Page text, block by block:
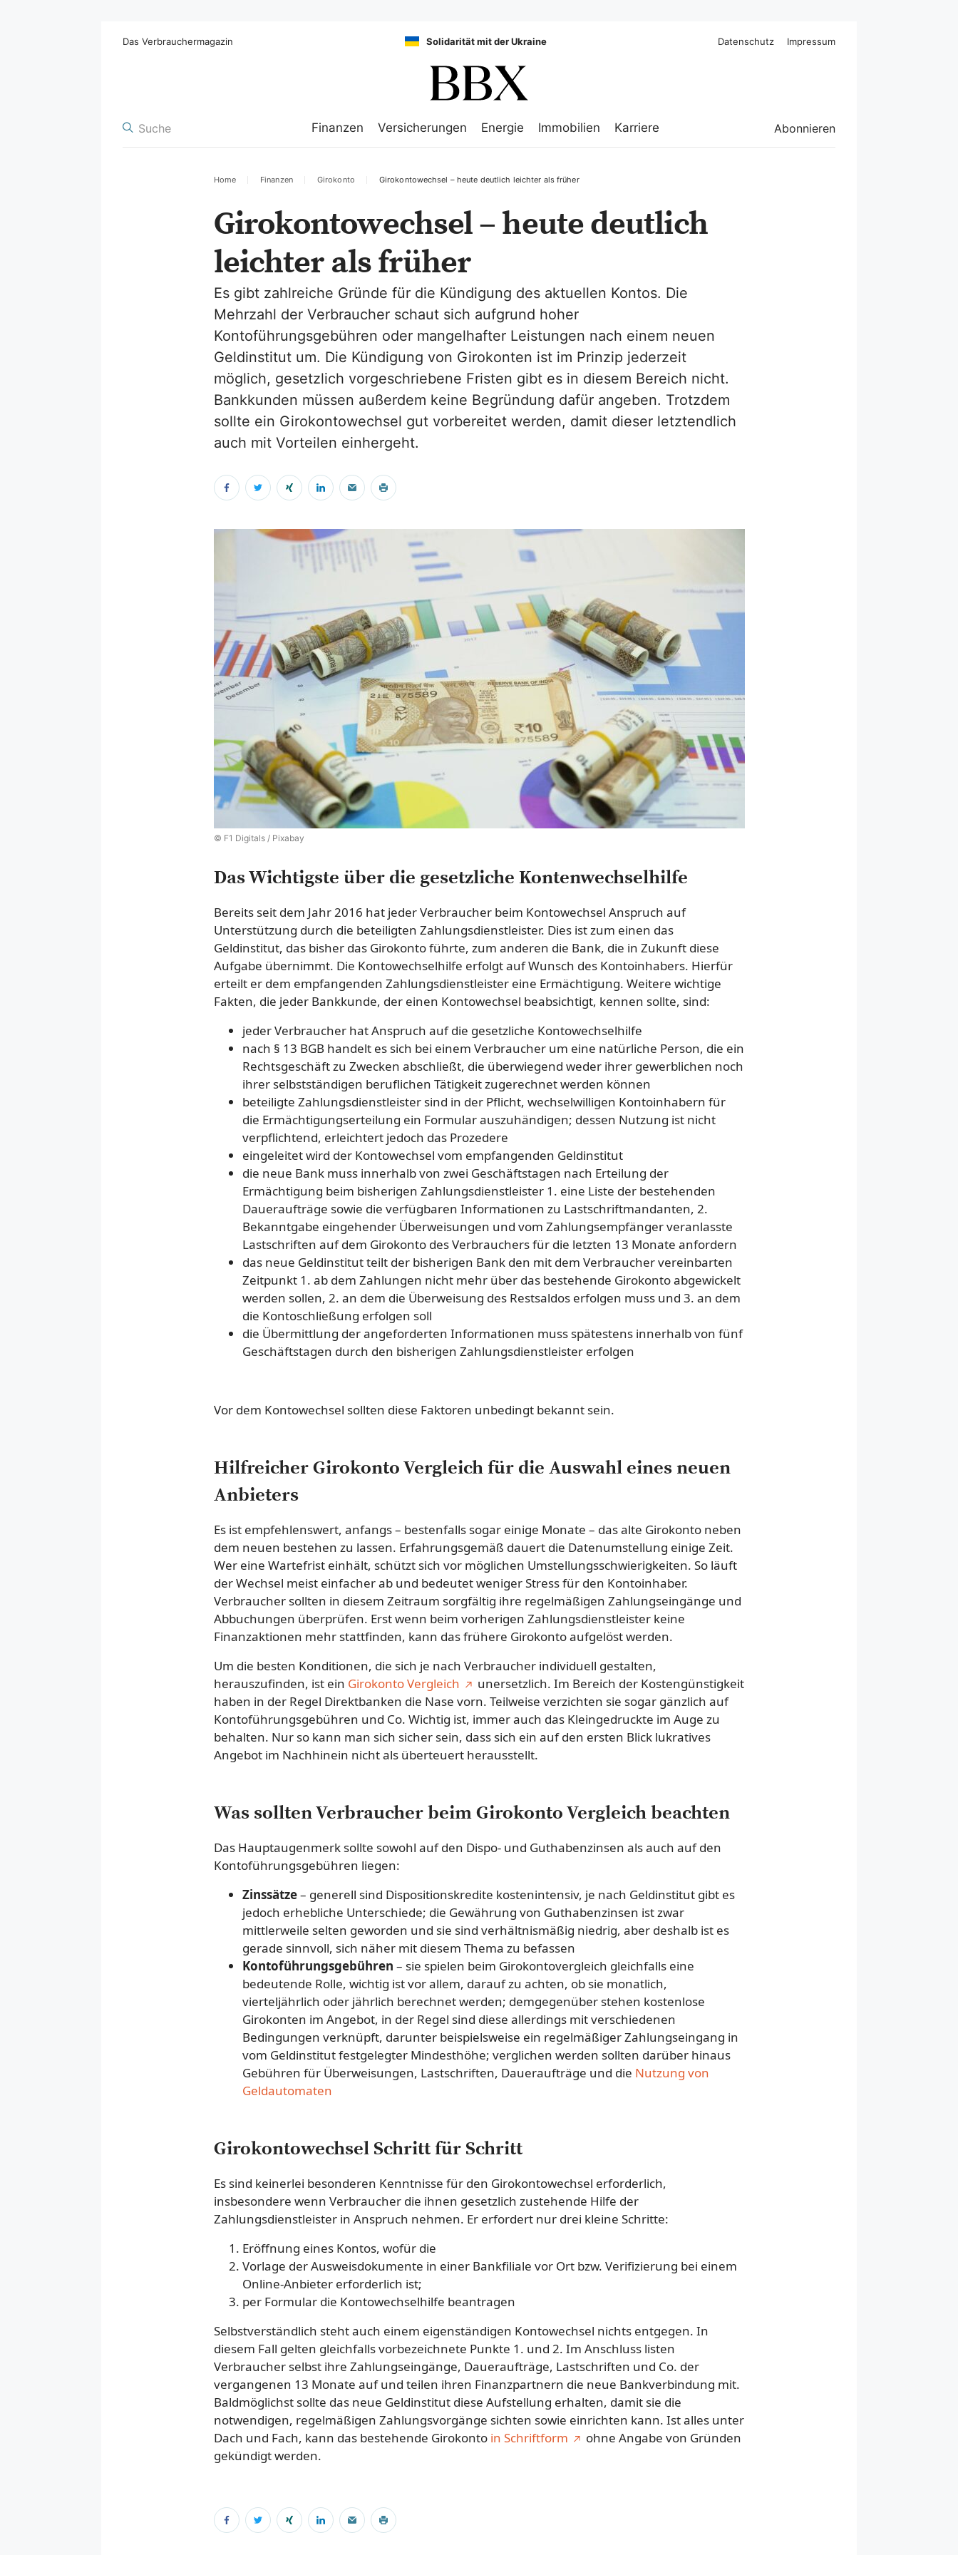
Das Verbrauchermagazin Solidarität mit der Ukraine Datenschutz Impressum
Finanzen Versicherungen Energie Immobilien Karriere Abonnieren
Home Finanzen Girokonto Girokontowechsel – heute deutlich leichter als früher
Girokontowechsel – heute deutlich
leichter als früher
Es gibt zahlreiche Gründe für die Kündigung des aktuellen Kontos. Die
Mehrzahl der Verbraucher schaut sich aufgrund hoher
Kontoführungsgebühren oder mangelhafter Leistungen nach einem neuen
Geldinstitut um. Die Kündigung von Girokonten ist im Prinzip jederzeit
möglich, gesetzlich vorgeschriebene Fristen gibt es in diesem Bereich nicht.
Bankkunden müssen außerdem keine Begründung dafür angeben. Trotzdem
sollte ein Girokontowechsel gut vorbereitet werden, damit dieser letztendlich
auch mit Vorteilen einhergeht.
© F1 Digitals / Pixabay
Das Wichtigste über die gesetzliche Kontenwechselhilfe
Bereits seit dem Jahr 2016 hat jeder Verbraucher beim Kontowechsel Anspruch auf
Unterstützung durch die beteiligten Zahlungsdienstleister. Dies ist zum einen das
Geldinstitut, das bisher das Girokonto führte, zum anderen die Bank, die in Zukunft diese
Aufgabe übernimmt. Die Kontowechselhilfe erfolgt auf Wunsch des Kontoinhabers. Hierfür
erteilt er dem empfangenden Zahlungsdienstleister eine Ermächtigung. Weitere wichtige
Fakten, die jeder Bankkunde, der einen Kontowechsel beabsichtigt, kennen sollte, sind:
jeder Verbraucher hat Anspruch auf die gesetzliche Kontowechselhilfe
nach § 13 BGB handelt es sich bei einem Verbraucher um eine natürliche Person, die ein
Rechtsgeschäft zu Zwecken abschließt, die überwiegend weder ihrer gewerblichen noch
ihrer selbstständigen beruflichen Tätigkeit zugerechnet werden können
beteiligte Zahlungsdienstleister sind in der Pflicht, wechselwilligen Kontoinhabern für
die Ermächtigungserteilung ein Formular auszuhändigen; dessen Nutzung ist nicht
verpflichtend, erleichtert jedoch das Prozedere
eingeleitet wird der Kontowechsel vom empfangenden Geldinstitut
die neue Bank muss innerhalb von zwei Geschäftstagen nach Erteilung der
Ermächtigung beim bisherigen Zahlungsdienstleister 1. eine Liste der bestehenden
Daueraufträge sowie die verfügbaren Informationen zu Lastschriftmandanten, 2.
Bekanntgabe eingehender Überweisungen und vom Zahlungsempfänger veranlasste
Lastschriften auf dem Girokonto des Verbrauchers für die letzten 13 Monate anfordern
das neue Geldinstitut teilt der bisherigen Bank den mit dem Verbraucher vereinbarten
Zeitpunkt 1. ab dem Zahlungen nicht mehr über das bestehende Girokonto abgewickelt
werden sollen, 2. an dem die Überweisung des Restsaldos erfolgen muss und 3. an dem
die Kontoschließung erfolgen soll
die Übermittlung der angeforderten Informationen muss spätestens innerhalb von fünf
Geschäftstagen durch den bisherigen Zahlungsdienstleister erfolgen
Vor dem Kontowechsel sollten diese Faktoren unbedingt bekannt sein.
Hilfreicher Girokonto Vergleich für die Auswahl eines neuen
Anbieters
Es ist empfehlenswert, anfangs – bestenfalls sogar einige Monate – das alte Girokonto neben
dem neuen bestehen zu lassen. Erfahrungsgemäß dauert die Datenumstellung einige Zeit.
Wer eine Wartefrist einhält, schützt sich vor möglichen Umstellungsschwierigkeiten. So läuft
der Wechsel meist einfacher ab und bedeutet weniger Stress für den Kontoinhaber.
Verbraucher sollten in diesem Zeitraum sorgfältig ihre regelmäßigen Zahlungseingänge und
Abbuchungen überprüfen. Erst wenn beim vorherigen Zahlungsdienstleister keine
Finanzaktionen mehr stattfinden, kann das frühere Girokonto aufgelöst werden.
Um die besten Konditionen, die sich je nach Verbraucher individuell gestalten,
herauszufinden, ist ein Girokonto Vergleich
unersetzlich. Im Bereich der Kostengünstigkeit
haben in der Regel Direktbanken die Nase vorn. Teilweise verzichten sie sogar gänzlich auf
Kontoführungsgebühren und Co. Wichtig ist, immer auch das Kleingedruckte im Auge zu
behalten. Nur so kann man sich sicher sein, dass sich ein auf den ersten Blick lukratives
Angebot im Nachhinein nicht als überteuert herausstellt.
Was sollten Verbraucher beim Girokonto Vergleich beachten
Das Hauptaugenmerk sollte sowohl auf den Dispo- und Guthabenzinsen als auch auf den
Kontoführungsgebühren liegen:
Zinssätze– generell sind Dispositionskredite kostenintensiv, je nach Geldinstitut gibt es
jedoch erhebliche Unterschiede; die Gewährung von Guthabenzinsen ist zwar
mittlerweile selten geworden und sie sind verhältnismäßig niedrig, aber deshalb ist es
gerade sinnvoll, sich näher mit diesem Thema zu befassen
Kontoführungsgebühren – sie spielen beim Girokontovergleich gleichfalls eine
bedeutende Rolle, wichtig ist vor allem, darauf zu achten, ob sie monatlich,
vierteljährlich oder jährlich berechnet werden; demgegenüber stehen kostenlose
Girokonten im Angebot, in der Regel sind diese allerdings mit verschiedenen
Bedingungen verknüpft, darunter beispielsweise ein regelmäßiger Zahlungseingang in
vom Geldinstitut festgelegter Mindesthöhe; verglichen werden sollten darüber hinaus
Gebühren für Überweisungen, Lastschriften, Daueraufträge und die Nutzung von
Geldautomaten
Girokontowechsel Schritt für Schritt
Es sind keinerlei besonderen Kenntnisse für den Girokontowechsel erforderlich,
insbesondere wenn Verbraucher die ihnen gesetzlich zustehende Hilfe der
Zahlungsdienstleister in Anspruch nehmen. Er erfordert nur drei kleine Schritte:
Eröffnung eines Kontos, wofür die
Vorlage der Ausweisdokumente in einer Bankfiliale vor Ort bzw. Verifizierung bei einem
Online-Anbieter erforderlich ist;
per Formular die Kontowechselhilfe beantragen
Selbstverständlich steht auch einem eigenständigen Kontowechsel nichts entgegen. In
diesem Fall gelten gleichfalls vorbezeichnete Punkte 1. und 2. Im Anschluss listen
Verbraucher selbst ihre Zahlungseingänge, Daueraufträge, Lastschriften und Co. der
vergangenen 13 Monate auf und teilen ihren Finanzpartnern die neue Bankverbindung mit.
Baldmöglichst sollte das neue Geldinstitut diese Aufstellung erhalten, damit sie die
notwendigen, regelmäßigen Zahlungsvorgänge sichten sowie einrichten kann. Ist alles unter
Dach und Fach, kann das bestehende Girokonto in Schriftform
ohne Angabe von Gründen
gekündigt werden.